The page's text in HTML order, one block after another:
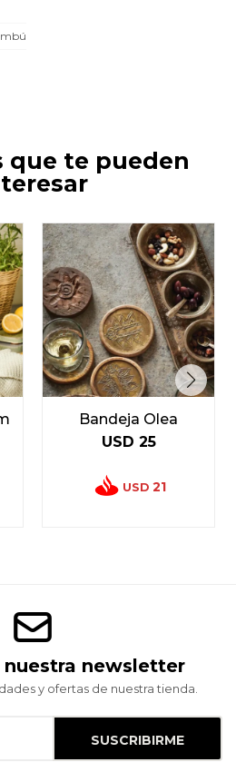
que te pueden
Bandeja Olea
USD 25
USD 21
nuestra newsletter
y ofertas de nuestra tienda.
SUSCRIBIRME